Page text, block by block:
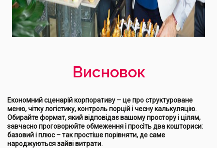
Висновок
Економний сценарій корпоративу – це про структуроване
меню, чітку логістику, контроль порцій і чесну калькуляцію.
Обирайте формат, який відповідає вашому простору і цілям,
завчасно проговорюйте обмеження і просіть два кошториси:
базовий і плюс – так простіше порівняти, де саме
народжуються зайві витрати.